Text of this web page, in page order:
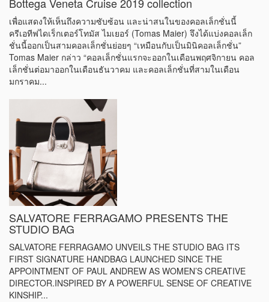
Bottega Veneta Cruise 2019 collection
เพื่อแสดงให้เห็นถึงความซับซ้อน และน่าสนในของคอลเล็กชั่นนี้
ครีเอทีฟไดเร็กเตอร์โทมัส ไมเยอร์ (Tomas Maier) จึงได้แบ่งคอลเล็ก
ชั่นนี้ออกเป็นสามคอลเล็กชั่นย่อยๆ “เหมือนกับเป็นมินิคอลเล็กชั่น”
Tomas Maier กล่าว “คอลเล็กชั่นแรกจะออกในเดือนพฤศจิกายน คอล
เล็กชั่นต่อมาออกในเดือนธันวาคม และคอลเล็กชั่นที่สามในเดือน
มกราคม...
SALVATORE FERRAGAMO PRESENTS THE
STUDIO BAG
SALVATORE FERRAGAMO UNVEILS THE STUDIO BAG ITS
FIRST SIGNATURE HANDBAG LAUNCHED SINCE THE
APPOINTMENT OF PAUL ANDREW AS WOMEN’S CREATIVE
DIRECTOR.INSPIRED BY A POWERFUL SENSE OF CREATIVE
KINSHIP...